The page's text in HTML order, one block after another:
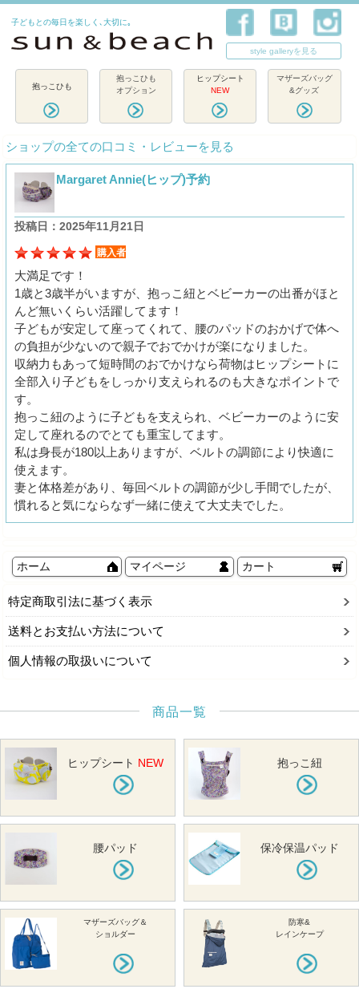
子どもとの毎日を楽しく､大切に｡
style galleryを見る
抱っこひも
抱っこひも
オプション
ヒップシート
NEW
マザーズバッグ
&グッズ
ショップの全ての口コミ・レビューを見る
Margaret Annie(ヒップ)予約
投稿日：2025年11月21日
購入者
大満足です！
1歳と3歳半がいますが、抱っこ紐とベビーカーの出番がほと
んど無いくらい活躍してます！
子どもが安定して座ってくれて、腰のパッドのおかげで体へ
の負担が少ないので親子でおでかけが楽になりました。
収納力もあって短時間のおでかけなら荷物はヒップシートに
全部入り子どもをしっかり支えられるのも大きなポイントで
す。
抱っこ紐のように子どもを支えられ、ベビーカーのように安
定して座れるのでとても重宝してます。
私は身長が180以上ありますが、ベルトの調節により快適に
使えます。
妻と体格差があり、毎回ベルトの調節が少し手間でしたが、
慣れると気にならなず一緒に使えて大丈夫でした。
ホーム マイページ カート
特定商取引法に基づく表示
送料とお支払い方法について
個人情報の取扱いについて
商品一覧
ヒップシート NEW 抱っこ紐
腰パッド 保冷保温パッド
マザーズバッグ＆
ショルダー
防寒&
レインケープ